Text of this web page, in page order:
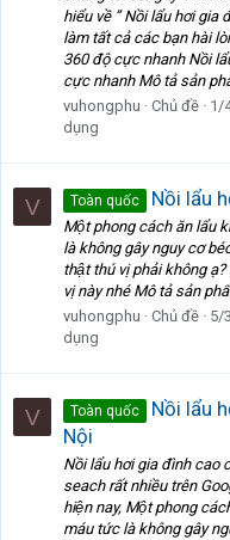
hiểu về ” Nồi lẩu hơi gia
làm tất cả các bạn hài
360 độ cực nhanh Nồi
cực nhanh Mô tả sản
vuhongphu
Chủ đề 1/
dụng
V Toàn quốc Nồi lẩu
Một phong cách ăn lẩu
là không gây nguy cơ
thật thú vị phải không
vị này nhé Mô tả sản
vuhongphu
Chủ đề 5/
dụng
V Toàn quốc
Nồi lẩu
Nội
Nồi lẩu hơi gia đình cao
seach rất nhiều trên
hiện nay, Một phong
máu tức là không gây